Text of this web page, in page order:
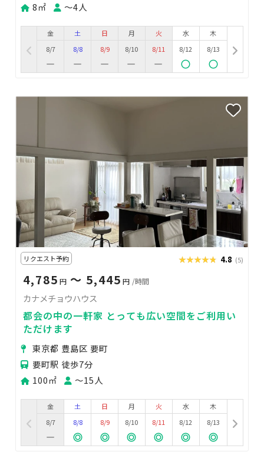
8㎡
〜4人
金
8/7
土
8/8
日
8/9
月
8/10
火
8/11
水
8/12
木
8/13
リクエスト予約 ★★★★★
★★★★★ 4.8 (5)
4,785 円 〜 5,445 円 /時間
カナメチョウハウス
都会の中の一軒家 とっても広い空間をご利用い
ただけます
東京都 豊島区 要町
要町駅 徒歩7分
100㎡
〜15人
金
8/7
土
8/8
日
8/9
月
8/10
火
8/11
水
8/12
木
8/13